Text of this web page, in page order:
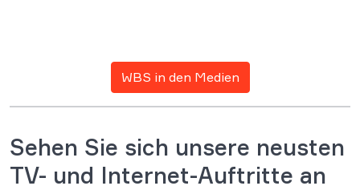
WBS in den Medien
Sehen Sie sich unsere neusten
TV- und Internet-Auftritte an